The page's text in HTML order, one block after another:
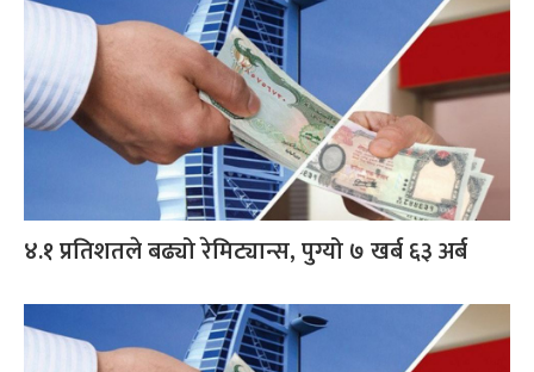
४.१ प्रतिशतले बढ्यो रेमिट्यान्स, पुग्यो ७ खर्ब ६३ अर्ब